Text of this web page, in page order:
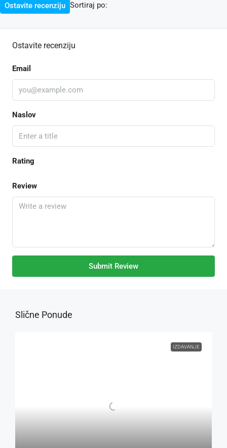
Sortiraj po:
Ostavite recenziju
Ostavite recenziju
Email
Naslov
Rating
Review
Submit Review
Slične Ponude
IZDAVANJE